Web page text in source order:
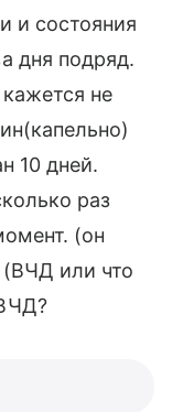
и состояния
дня подряд.
не
10 дней.
раз
(он
(ВЧД или что